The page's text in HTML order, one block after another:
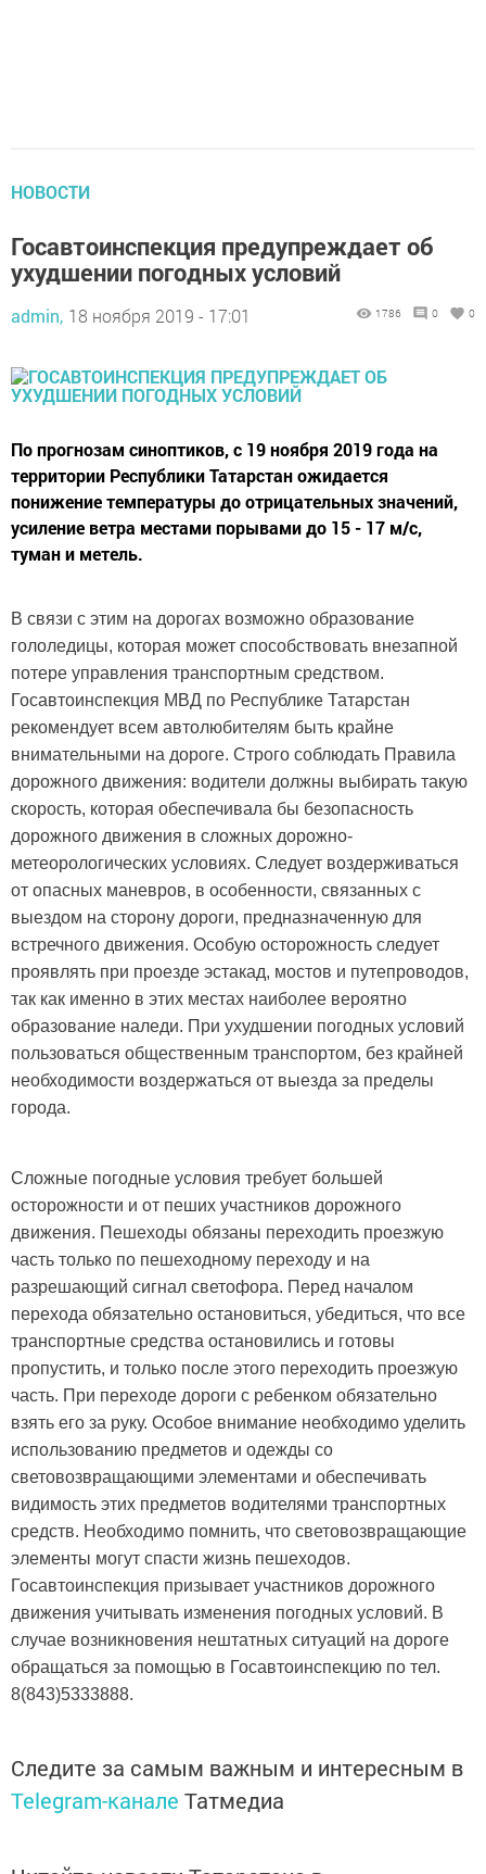
НОВОСТИ
Госавтоинспекция предупреждает об
ухудшении погодных условий
admin, 18 ноября 2019 - 17:01 1786 0 0
По прогнозам синоптиков, с 19 ноября 2019 года на
территории Республики Татарстан ожидается
понижение температуры до отрицательных значений,
усиление ветра местами порывами до 15 - 17 м/с,
туман и метель.
В связи с этим на дорогах возможно образование
гололедицы, которая может способствовать внезапной
потере управления транспортным средством.
Госавтоинспекция МВД по Республике Татарстан
рекомендует всем автолюбителям быть крайне
внимательными на дороге. Строго соблюдать Правила
дорожного движения: водители должны выбирать такую
скорость, которая обеспечивала бы безопасность
дорожного движения в сложных дорожно-
метеорологических условиях. Следует воздерживаться
от опасных маневров, в особенности, связанных с
выездом на сторону дороги, предназначенную для
встречного движения. Особую осторожность следует
проявлять при проезде эстакад, мостов и путепроводов,
так как именно в этих местах наиболее вероятно
образование наледи. При ухудшении погодных условий
пользоваться общественным транспортом, без крайней
необходимости воздержаться от выезда за пределы
города.
Сложные погодные условия требует большей
осторожности и от пеших участников дорожного
движения. Пешеходы обязаны переходить проезжую
часть только по пешеходному переходу и на
разрешающий сигнал светофора. Перед началом
перехода обязательно остановиться, убедиться, что все
транспортные средства остановились и готовы
пропустить, и только после этого переходить проезжую
часть. При переходе дороги с ребенком обязательно
взять его за руку. Особое внимание необходимо уделить
использованию предметов и одежды со
световозвращающими элементами и обеспечивать
видимость этих предметов водителями транспортных
средств. Необходимо помнить, что световозвращающие
элементы могут спасти жизнь пешеходов.
Госавтоинспекция призывает участников дорожного
движения учитывать изменения погодных условий. В
случае возникновения нештатных ситуаций на дороге
обращаться за помощью в Госавтоинспекцию по тел.
8(843)5333888.
Следите за самым важным и интересным в
Telegram-канале Татмедиа